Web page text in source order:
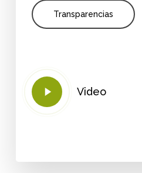
Transparencias
Play
Video
Video